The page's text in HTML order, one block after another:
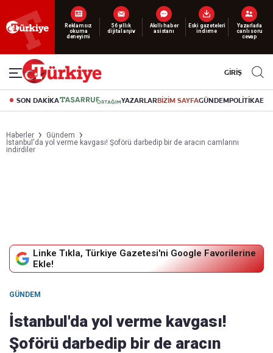
Reklamsız
okuma
deneyimi
56 yıllık
dijital arşiv
Akıllı haber
asistanı
Eski gazeteleri
indirme
Yazarlarla
canlı soru
cevap
Yeni nesil dijital
abonelik 19 TL’den başlayan fiyatlarla.
GİRİŞ
SON DAKİKA YAZARLARBİZİM SAYFAGÜNDEMPOLİTİKA
Haberler
Gündem
İstanbul'da yol verme kavgası! Şoförü darbedip bir de aracın camlarını
indirdiler
Linke Tıkla, Türkiye Gazetesi'ni Google Favorilerine
Ekle!
GÜNDEM
İstanbul'da yol verme kavgası!
Şoförü darbedip bir de aracın